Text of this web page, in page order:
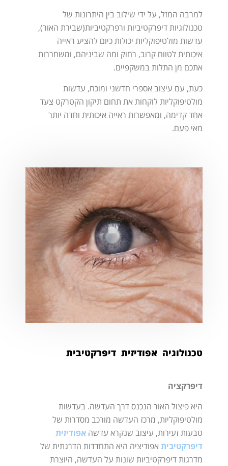
למרבה המזל, על ידי שילוב בין היתרונות של
טכנולוגיות דיפרקטיביות ורפרקטיביות(שבירת האור),
עדשות מולטיפוקליות יכולות כיום להציע ראייה
איכותית לטווח קרוב, רחוק ומה שביניהם, ומשחררות
אתכם מן התלות במשקפיים.
כעת, עם עיצוב אספרי חדשני ומוכח, עדשות
מולטיפוקליות לוקחות את תחום תיקון הקטרקט צעד
אחד קדימה, ומאפשרות ראייה איכותית וחדה יותר
מאי פעם.
טכנולוגיה אפודיזית דיפרקטיבית
דיפרקציה
היא פיצול האור הנכנס דרך העדשה. בעדשות
מולטיפוקליות, מרכז העדשה מורכב מסדרות של
טבעות זעירות, עיצוב שנקרא עדשה אפודיזית
דיפרקטיבית אפודיציה היא התחדדות הדרגתית של
מדרגות דיפרקטיביות שונות על העדשה, היוצרת